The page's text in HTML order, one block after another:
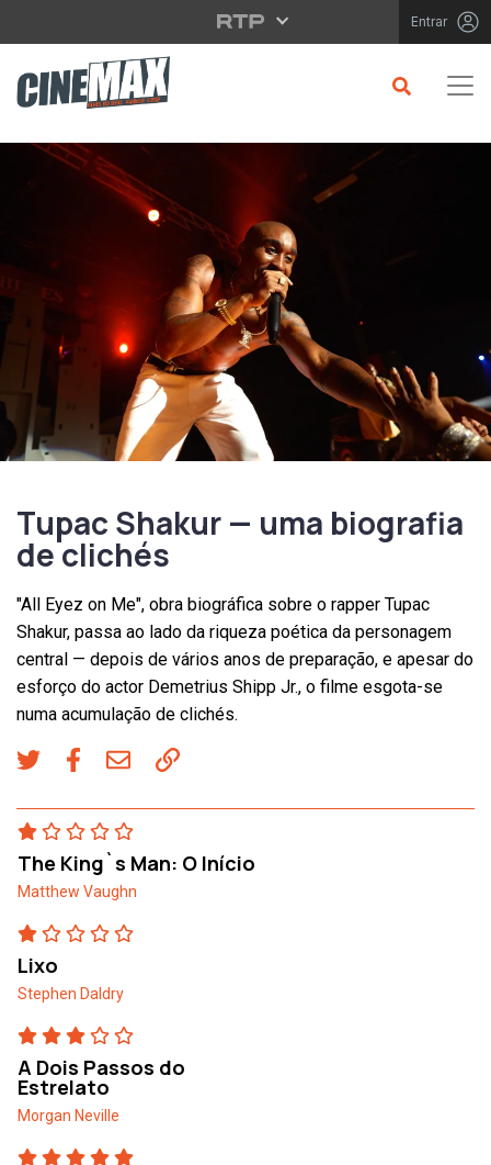
Saltar para o conteúdo principal Entrar
Tupac Shakur — uma biografia
de clichés
"All Eyez on Me", obra biográfica sobre o rapper Tupac
Shakur, passa ao lado da riqueza poética da personagem
central — depois de vários anos de preparação, e apesar do
esforço do actor Demetrius Shipp Jr., o filme esgota-se
numa acumulação de clichés.
The King`s Man: O Início
Matthew Vaughn
Lixo
Stephen Daldry
A Dois Passos do
Estrelato
Morgan Neville